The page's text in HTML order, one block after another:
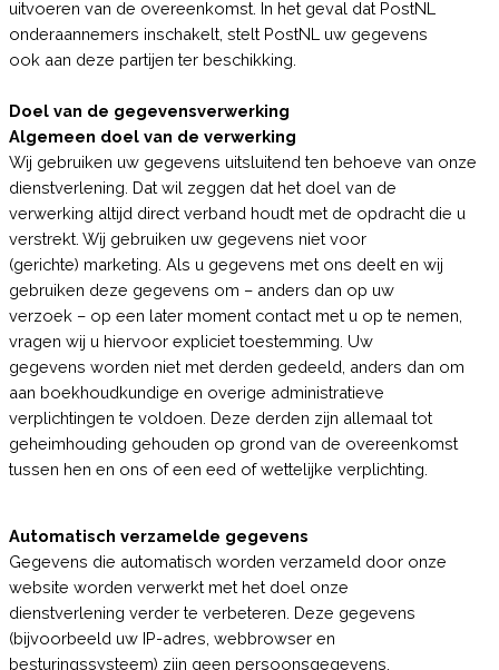
uitvoeren van de overeenkomst. In het geval dat PostNL
onderaannemers inschakelt, stelt PostNL uw gegevens
ook aan deze partijen ter beschikking.
Doel van de gegevensverwerking
Algemeen doel van de verwerking
Wij gebruiken uw gegevens uitsluitend ten behoeve van onze
dienstverlening. Dat wil zeggen dat het doel van de
verwerking altijd direct verband houdt met de opdracht die u
verstrekt. Wij gebruiken uw gegevens niet voor
(gerichte) marketing. Als u gegevens met ons deelt en wij
gebruiken deze gegevens om – anders dan op uw
verzoek – op een later moment contact met u op te nemen,
vragen wij u hiervoor expliciet toestemming. Uw
gegevens worden niet met derden gedeeld, anders dan om
aan boekhoudkundige en overige administratieve
verplichtingen te voldoen. Deze derden zijn allemaal tot
geheimhouding gehouden op grond van de overeenkomst
tussen hen en ons of een eed of wettelijke verplichting.
Automatisch verzamelde gegevens
Gegevens die automatisch worden verzameld door onze
website worden verwerkt met het doel onze
dienstverlening verder te verbeteren. Deze gegevens
(bijvoorbeeld uw IP-adres, webbrowser en
besturingssysteem) zijn geen persoonsgegevens.